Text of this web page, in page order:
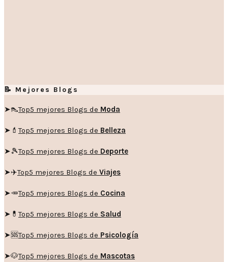
📝 Mejores Blogs
➤👠Top5 mejores Blogs de Moda
➤💄Top5 mejores Blogs de Belleza
➤🎾Top5 mejores Blogs de Deporte
➤✈️Top5 mejores Blogs de Viajes
➤🥕Top5 mejores Blogs de Cocina
➤💊Top5 mejores Blogs de Salud
➤🆘Top5 mejores Blogs de Psicología
➤🐶Top5 mejores Blogs de Mascotas